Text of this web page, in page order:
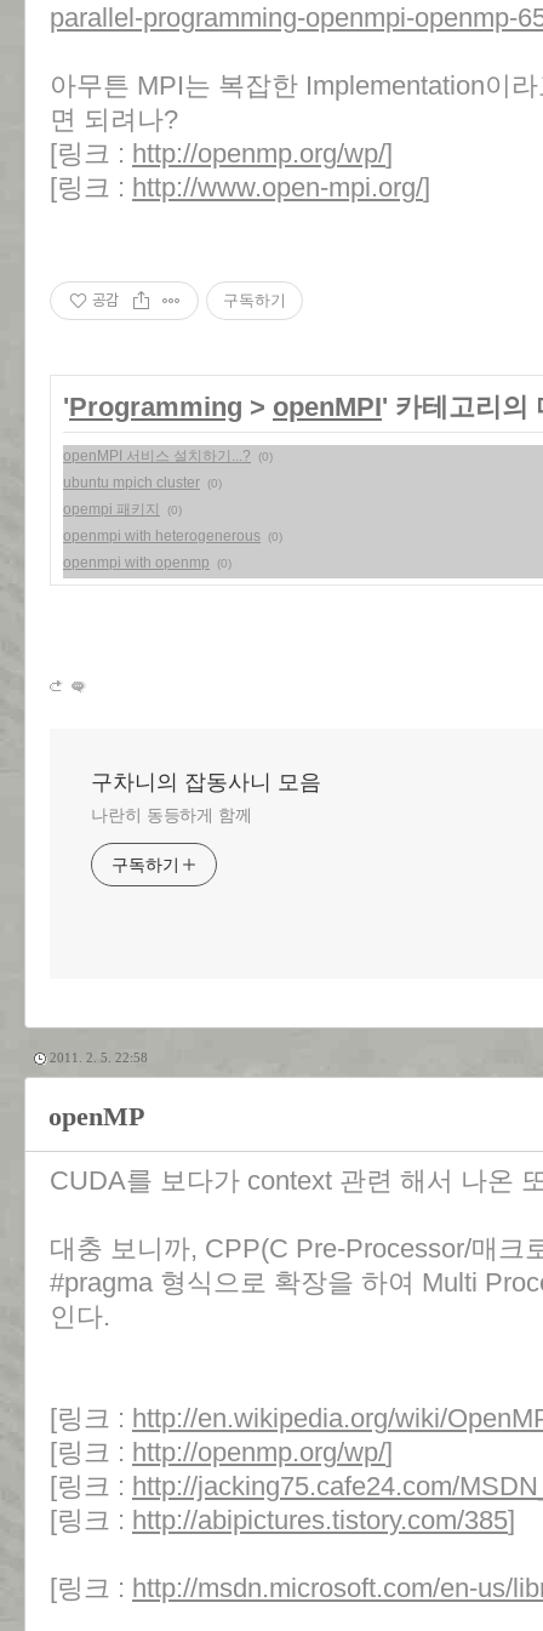
parallel-programming-openmpi-openmp-
아무튼 MPI는 복잡한 Implementation이
면 되려나?
[링크 : http://openmp.org/wp/]
[링크 : http://www.open-mpi.org/]
공감 구독하기
'Programming > openMPI' 카테고리의
openMPI 서비스 설치하기...? (0)
ubuntu mpich cluster (0)
opempi 패키지 (0)
openmpi with heterogenerous (0)
openmpi with openmp (0)
구차니의 잡동사니 모음
나란히 동등하게 함께
구독하기
2011. 2. 5. 22:58
openMP
CUDA를 보다가 context 관련 해서 나온
대충 보니까, CPP(C Pre-Processor/매크
#pragma 형식으로 확장을 하여 Multi
인다.
[링크 : http://en.wikipedia.org/wiki/
[링크 : http://openmp.org/wp/]
[링크 : http://jacking75.cafe24.com/
[링크 : http://abipictures.tistory.com/385]
[링크 : http://msdn.microsoft.com/en-us/